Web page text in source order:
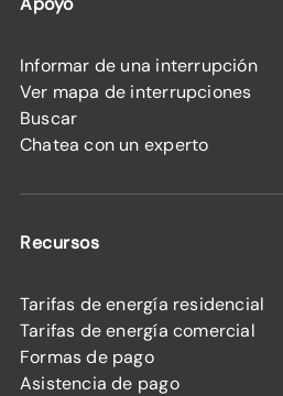
Informar de una interrupción
Ver mapa de interrupciones
Buscar
Chatea con un experto
Recursos
Tarifas de energía residencial
Tarifas de energía comercial
Formas de pago
Asistencia de pago